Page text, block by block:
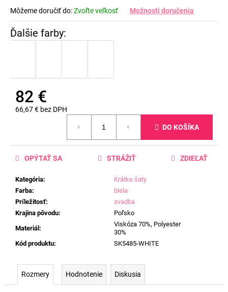
Môžeme doručiť do:Zvoľte veľkosť Možnosti doručenia
82 €
66,67 € bez DPH
DO KOŠÍKA
Kategória:
Krátke šaty
Farba:
biela
Príležitosť:
svadba
Krajina pôvodu:
Poľsko
Materiál :
Viskóza 70%, Polyester
30%
Kód produktu: SK5485-WHITE
OPÝTAŤ SA STRÁŽIŤ ZDIEĽAŤ
Rozmery Hodnotenie Diskusia